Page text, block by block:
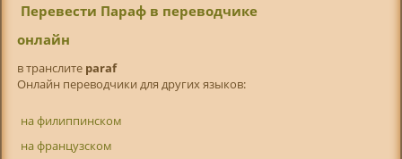
Перевести Параф в переводчике
онлайн
в транслитe paraf
Онлайн переводчики для других языков:
на филиппинском
на французском